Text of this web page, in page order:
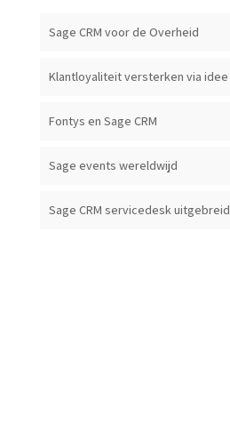
Sage CRM voor de Overheid
Klantloyaliteit versterken via idee
Fontys en Sage CRM
Sage events wereldwijd
Sage CRM servicedesk uitgebreid